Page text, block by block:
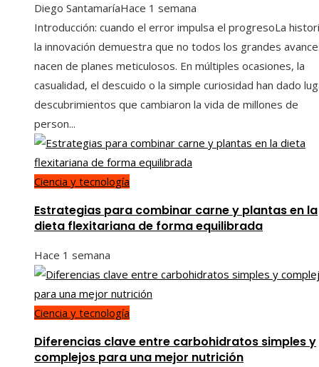
Diego SantamaríaHace 1 semana
Introducción: cuando el error impulsa el progresoLa
la innovación demuestra que no todos los grandes
nacen de planes meticulosos. En múltiples ocasiones, la
casualidad, el descuido o la simple curiosidad han dado
descubrimientos que cambiaron la vida de millones de
person...
Ciencia y tecnología
Estrategias para combinar carne y plantas en la
dieta flexitariana de forma equilibrada
Hace 1 semana
Ciencia y tecnología
Diferencias clave entre carbohidratos simples y
complejos para una mejor nutrición